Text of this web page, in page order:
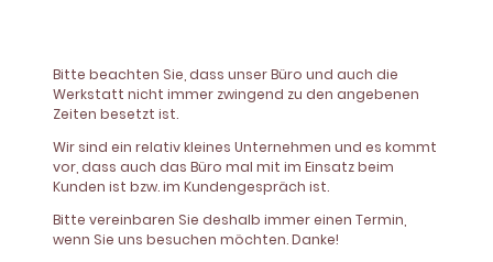
Bitte beachten Sie, dass unser Büro und auch die
Werkstatt nicht immer zwingend zu den angebenen
Zeiten besetzt ist.
Wir sind ein relativ kleines Unternehmen und es kommt
vor, dass auch das Büro mal mit im Einsatz beim
Kunden ist bzw. im Kundengespräch ist.
Bitte vereinbaren Sie deshalb immer einen Termin,
wenn Sie uns besuchen möchten. Danke!